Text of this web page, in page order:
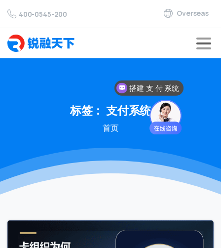
400-0545-200 Overseas
标签： 支付系统
首页
对接 支 付 通道